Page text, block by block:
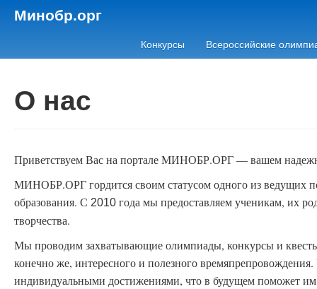
Минобр.орг
Конкурсы Всероссийские
О нас
Приветствуем Вас на портале МИНОБР.ОРГ — вашем
МИНОБР.ОРГ гордится своим статусом одного из ведущих
образования. С 2010 года мы предоставляем ученикам, их
творчества.
Мы проводим захватывающие олимпиады, конкурсы и
конечно же, интересного и полезного
индивидуальными достижениями, что в будущем поможет